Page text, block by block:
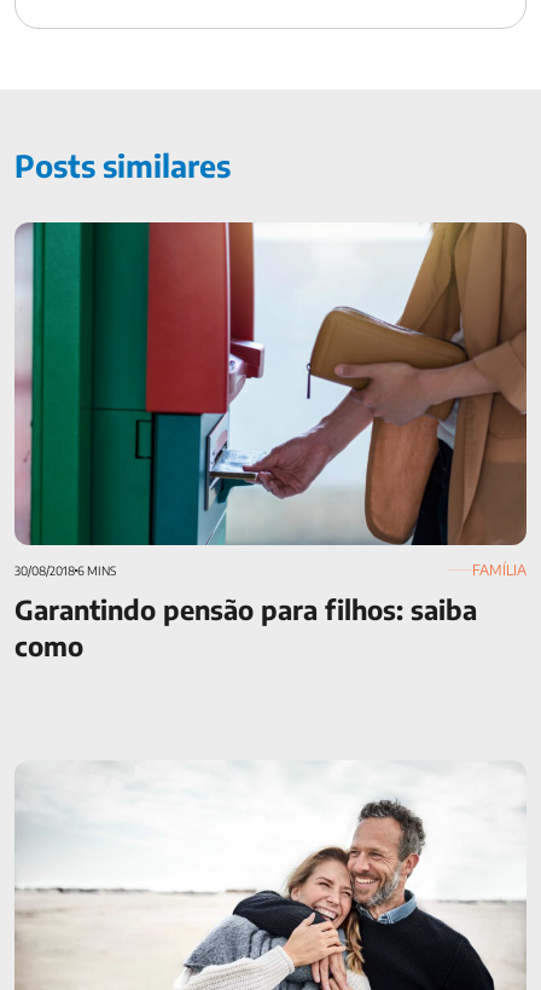
Posts similares
Garantindo pensão para filhos: saiba como
30/08/20186 MINS FAMÍLIA
Garantindo pensão para filhos: saiba
como
Companheiro ou companheira tem direito a Seguro de Vida?